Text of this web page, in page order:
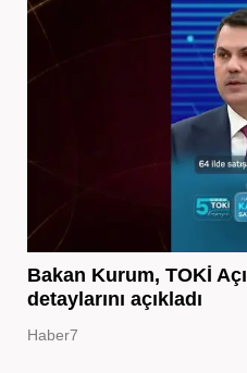
Bakan Kurum, TOKİ
detaylarını açıkladı
Haber7